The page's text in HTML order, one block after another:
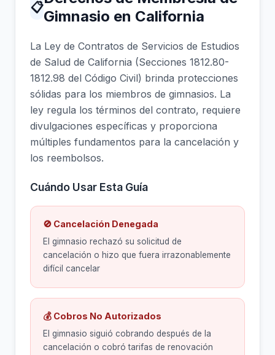
📋
Gimnasio en California
La Ley de Contratos de Servicios de Estudios
de Salud de California (Secciones 1812.80-
1812.98 del Código Civil) brinda protecciones
sólidas para los miembros de gimnasios. La
ley regula los términos del contrato, requiere
divulgaciones específicas y proporciona
múltiples fundamentos para la cancelación y
los reembolsos.
Cuándo Usar Esta Guía
🚫 Cancelación Denegada
El gimnasio rechazó su solicitud de
cancelación o hizo que fuera irrazonablemente
difícil cancelar
💰 Cobros No Autorizados
El gimnasio siguió cobrando después de la
cancelación o cobró tarifas de renovación